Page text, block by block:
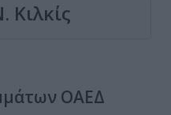
Κιλκίς
ΟΑΕΔ